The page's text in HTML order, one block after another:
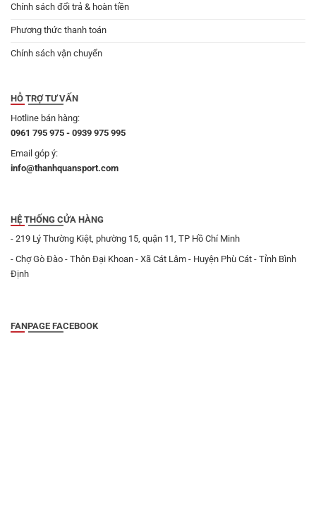
Chính sách đổi trả & hoàn tiền
Phương thức thanh toán
Chính sách vận chuyển
HỖ TRỢ TƯ VẤN
Hotline bán hàng:
0961 795 975 - 0939 975 995
Email góp ý:
info@thanhquansport.com
HỆ THỐNG CỬA HÀNG
- 219 Lý Thường Kiệt, phường 15, quận 11, TP Hồ Chí Minh
- Chợ Gò Đào - Thôn Đại Khoan - Xã Cát Lâm - Huyện Phù Cát - Tỉnh Bình
Định
FANPAGE FACEBOOK